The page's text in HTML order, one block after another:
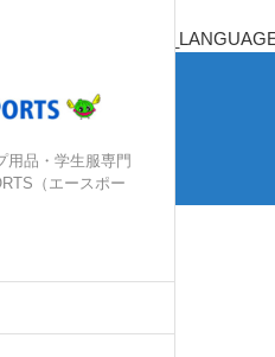
key
用品・学生服専門
（エースポー